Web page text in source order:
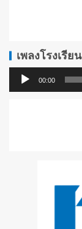
เพลงโรงเรียน
ตัว
00:00